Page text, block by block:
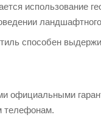
использование
способен
телефонам.